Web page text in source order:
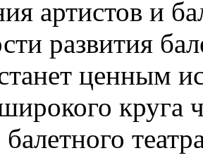
артистов и
развития
ценным
круга